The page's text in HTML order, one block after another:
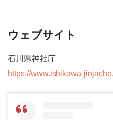
ウェブサイト
石川県神社庁
https://www.ishikawa-